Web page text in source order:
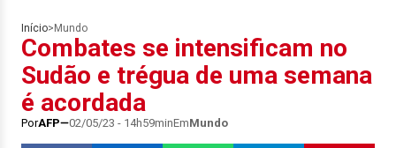
Início> Mundo
Combates se intensificam no
Sudão e trégua de uma semana
é acordada
PorAFP 02/05/23 - 14h59minEmMundo